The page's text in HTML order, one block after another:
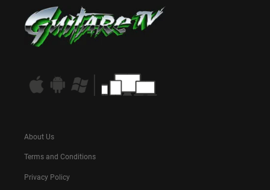
About Us
Terms and Conditions
Privacy Policy